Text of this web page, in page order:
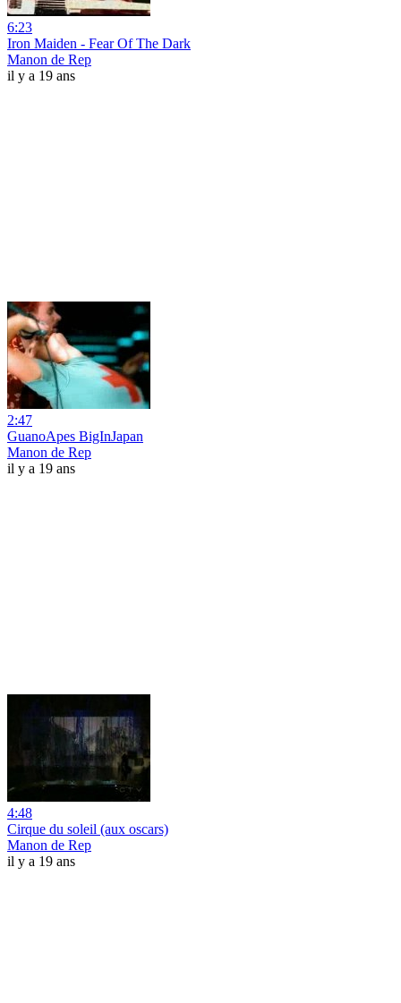
6:23
Iron Maiden - Fear Of The Dark
Manon de Rep
il y a 19 ans
2:47
GuanoApes BigInJapan
Manon de Rep
il y a 19 ans
4:48
Cirque du soleil (aux oscars)
Manon de Rep
il y a 19 ans